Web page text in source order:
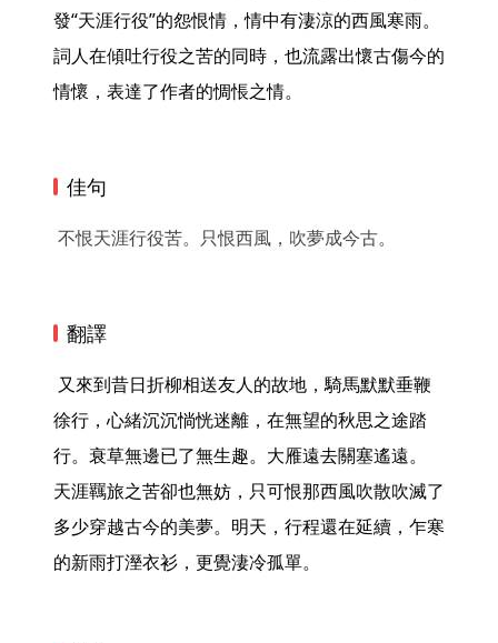
發“天涯行役”的怨恨情，情中有淒涼的西風寒雨。
詞人在傾吐行役之苦的同時，也流露出懷古傷今的
情懷，表達了作者的惆悵之情。
佳句
不恨天涯行役苦。只恨西風，吹夢成今古。
翻譯
徐行，心緒沉沉惝恍迷離，在無望的秋思之途踏
行。衰草無邊已了無生趣。大雁遠去關塞遙遠。
天涯羈旅之苦卻也無妨，只可恨那西風吹散吹滅了
多少穿越古今的美夢。明天，行程還在延續，乍寒
的新雨打溼衣衫，更覺淒冷孤單。